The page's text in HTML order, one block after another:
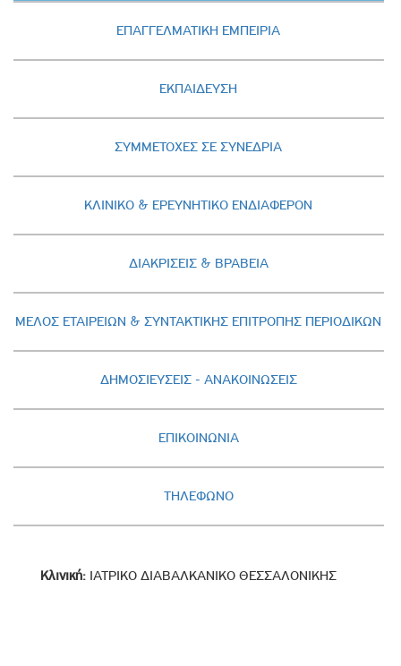
ΕΠΑΓΓΕΛΜΑΤΙΚΗ ΕΜΠΕΙΡΙΑ
ΕΚΠΑΙΔΕΥΣΗ
ΣΥΜΜΕΤΟΧΕΣ ΣΕ ΣΥΝΕΔΡΙΑ
ΚΛΙΝΙΚΟ & ΕΡΕΥΝΗΤΙΚΟ ΕΝΔΙΑΦΕΡΟΝ
ΔΙΑΚΡΙΣΕΙΣ & ΒΡΑΒΕΙΑ
ΜΕΛΟΣ ΕΤΑΙΡΕΙΩΝ & ΣΥΝΤΑΚΤΙΚΗΣ ΕΠΙΤΡΟΠΗΣ ΠΕΡΙΟΔΙΚΩΝ
ΔΗΜΟΣΙΕΥΣΕΙΣ - AΝΑΚΟΙΝΩΣΕΙΣ
ΕΠΙΚΟΙΝΩΝΙΑ
ΤΗΛΕΦΩΝΟ
Κλινική: ΙΑΤΡΙΚΟ ΔΙΑΒΑΛΚΑΝΙΚΟ ΘΕΣΣΑΛΟΝΙΚΗΣ